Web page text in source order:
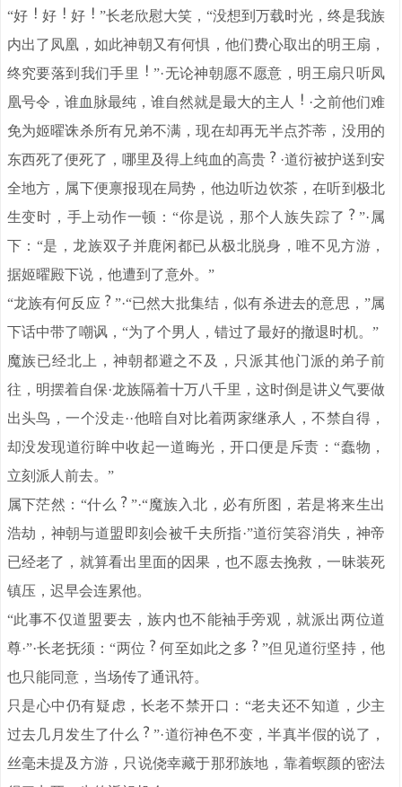
“好
好 好
”长老欣慰大笑，“没想到万载时光，终是我族
内出了凤凰，如此神朝又有何惧，他们费心取出的明王扇，
终究要落到我们手里
”·无论神朝愿不愿意，明王扇只听凤
凰号令，谁血脉最纯，谁自然就是最大的主人
·之前他们难
免为姬曜诛杀所有兄弟不满，现在却再无半点芥蒂，没用的
东西死了便死了，哪里及得上纯血的高贵
·道衍被护送到安
全地方，属下便禀报现在局势，他边听边饮茶，在听到极北
生变时，手上动作一顿：“你是说，那个人族失踪了
”·属
下：“是，龙族双子并鹿闲都已从极北脱身，唯不见方游，
据姬曜殿下说，他遭到了意外。”
“龙族有何反应
”·“已然大批集结，似有杀进去的意思，”属
下话中带了嘲讽，“为了个男人，错过了最好的撤退时机。”
魔族已经北上，神朝都避之不及，只派其他门派的弟子前
往，明摆着自保·龙族隔着十万八千里，这时倒是讲义气要做
出头鸟，一个没走··他暗自对比着两家继承人，不禁自得，
却没发现道衍眸中收起一道晦光，开口便是斥责：“蠢物，
立刻派人前去。”
属下茫然：“什么
”·“魔族入北，必有所图，若是将来生出
浩劫，神朝与道盟即刻会被千夫所指·”道衍笑容消失，神帝
已经老了，就算看出里面的因果，也不愿去挽救，一昧装死
镇压，迟早会连累他。
“此事不仅道盟要去，族内也不能袖手旁观，就派出两位道
尊·”·长老抚须：“两位
何至如此之多
”但见道衍坚持，他
也只能同意，当场传了通讯符。
只是心中仍有疑虑，长老不禁开口：“老夫还不知道，少主
过去几月发生了什么
”·道衍神色不变，半真半假的说了，
丝毫未提及方游，只说侥幸藏于那邪族地，靠着螟颜的密法